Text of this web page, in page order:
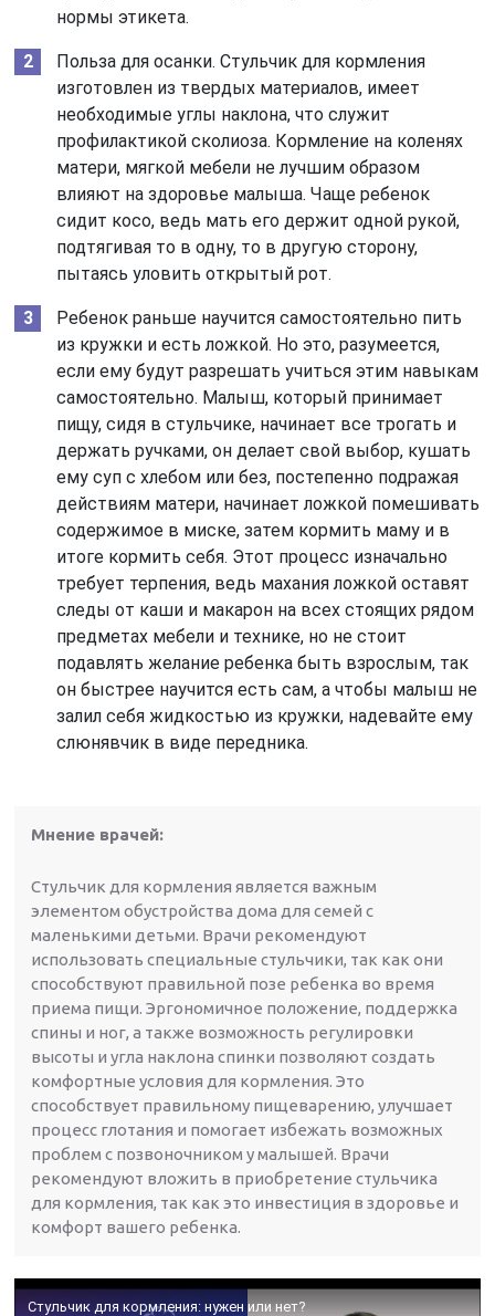
нормы этикета.
Польза для осанки. Стульчик для кормления
изготовлен из твердых материалов, имеет
необходимые углы наклона, что служит
профилактикой сколиоза. Кормление на коленях
матери, мягкой мебели не лучшим образом
влияют на здоровье малыша. Чаще ребенок
сидит косо, ведь мать его держит одной рукой,
подтягивая то в одну, то в другую сторону,
пытаясь уловить открытый рот.
Ребенок раньше научится самостоятельно пить
из кружки и есть ложкой. Но это, разумеется,
если ему будут разрешать учиться этим навыкам
самостоятельно. Малыш, который принимает
пищу, сидя в стульчике, начинает все трогать и
держать ручками, он делает свой выбор, кушать
ему суп с хлебом или без, постепенно подражая
действиям матери, начинает ложкой помешивать
содержимое в миске, затем кормить маму и в
итоге кормить себя. Этот процесс изначально
требует терпения, ведь махания ложкой оставят
следы от каши и макарон на всех стоящих рядом
предметах мебели и технике, но не стоит
подавлять желание ребенка быть взрослым, так
он быстрее научится есть сам, а чтобы малыш не
залил себя жидкостью из кружки, надевайте ему
слюнявчик в виде передника.
Мнение врачей:
Стульчик для кормления является важным
элементом обустройства дома для семей с
маленькими детьми. Врачи рекомендуют
использовать специальные стульчики, так как они
способствуют правильной позе ребенка во время
приема пищи. Эргономичное положение, поддержка
спины и ног, а также возможность регулировки
высоты и угла наклона спинки позволяют создать
комфортные условия для кормления. Это
способствует правильному пищеварению, улучшает
процесс глотания и помогает избежать возможных
проблем с позвоночником у малышей. Врачи
рекомендуют вложить в приобретение стульчика
для кормления, так как это инвестиция в здоровье и
комфорт вашего ребенка.
Стульчик для кормления: нужен или нет?